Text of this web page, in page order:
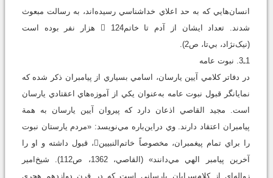
انسان‌هايي که به حد اعلاي خداشناسي رسيده‌اند، به رسالت مبعوث
شدند. تعداد ايشان از آدم تا خاتم 124 هزار نفر بوده است
(نيک‌نژاد، بي‌تا، ص2).
1ـ3. نبوت عامه
در دفاتر کلامي آيين يارسان، اسامي بسياري از پيامبران ذکر شده که
نمايانگر قبول نبوت عامه به‌عنوان يکي از آموزه‌هاي اعقتادي يارسان
است. مجيد القاصي اذعان دارد که پيروان آيين يارسان به همة
پيامبران اعتقاد دارند. وي دراين‌باره مي‌نويسد: «مردم يارستان نبوت
را براي تمام پيغمبران، مخصوصاً خاتم‌النبيين، قبول داشته و او را
آخرين پيامبر الهي مي‌دانند» (القاصي، 1362، ص112). شيخ‌امير
زواله‌اي از کلام‌سرايان يارساني است که در قرن دوازدهم هجري